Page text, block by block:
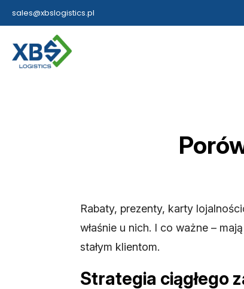
sales@xbslogistics.pl
Rabaty, prezenty, karty
właśnie u nich. I co ważne –
stałym klientom.
Strategia ciągłego